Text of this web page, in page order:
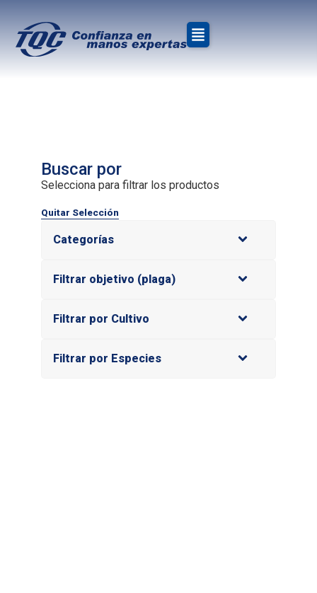
Buscar por
Selecciona para filtrar los productos
Quitar Selección
Categorías
Filtrar objetivo (plaga)
Filtrar por Cultivo
Filtrar por Especies